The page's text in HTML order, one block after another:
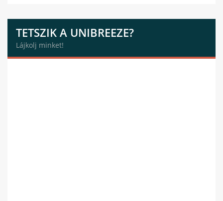
TETSZIK A UNIBREEZE?
Lájkolj minket!